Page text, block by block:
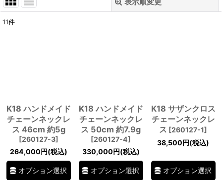
11件
K18 ハンドメイド
チェーンネックレ
ス 46cm 約5g
[260127-3]
264,000円(税込)
オプション選択
K18 ハンドメイド
チェーンネックレ
ス 50cm 約7.9g
[260127-4]
330,000円(税込)
オプション選択
K18 サザンクロス
チェーンネックレ
ス [260127-1]
38,500円(税込)
オプション選択